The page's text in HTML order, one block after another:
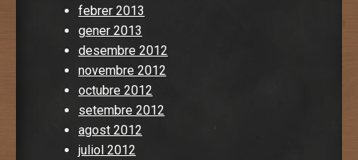
febrer 2013
gener 2013
desembre 2012
novembre 2012
octubre 2012
setembre 2012
agost 2012
juliol 2012